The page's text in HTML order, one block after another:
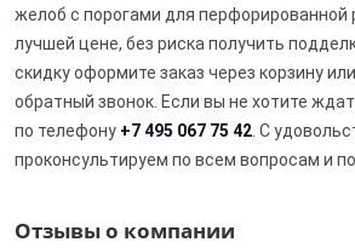
желоб с порогами для перфорированной
лучшей цене, без риска получить
скидку оформите заказ через корзину
обратный звонок. Если вы не хотите
по телефону +7 495 067 75 42 . С
проконсультируем по всем вопросам и
Отзывы о компании